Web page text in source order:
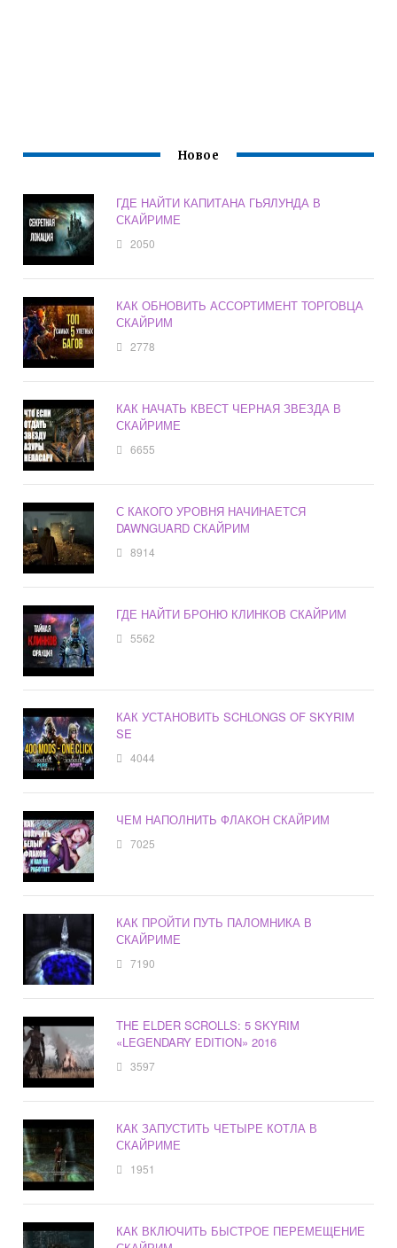
Новое
ГДЕ НАЙТИ КАПИТАНА ГЬЯЛУНДА В
СКАЙРИМЕ
2050
КАК ОБНОВИТЬ АССОРТИМЕНТ ТОРГОВЦА
СКАЙРИМ
2778
КАК НАЧАТЬ КВЕСТ ЧЕРНАЯ ЗВЕЗДА В
СКАЙРИМЕ
6655
С КАКОГО УРОВНЯ НАЧИНАЕТСЯ
DAWNGUARD СКАЙРИМ
8914
ГДЕ НАЙТИ БРОНЮ КЛИНКОВ СКАЙРИМ
5562
КАК УСТАНОВИТЬ SCHLONGS OF SKYRIM
SE
4044
ЧЕМ НАПОЛНИТЬ ФЛАКОН СКАЙРИМ
7025
КАК ПРОЙТИ ПУТЬ ПАЛОМНИКА В
СКАЙРИМЕ
7190
THE ELDER SCROLLS: 5 SKYRIM
«LEGENDARY EDITION» 2016
3597
КАК ЗАПУСТИТЬ ЧЕТЫРЕ КОТЛА В
СКАЙРИМЕ
1951
КАК ВКЛЮЧИТЬ БЫСТРОЕ ПЕРЕМЕЩЕНИЕ